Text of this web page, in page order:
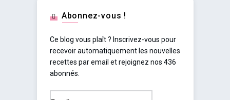
Abonnez-vous !
Ce blog vous plaît ? Inscrivez-vous pour
recevoir automatiquement les nouvelles
recettes par email et rejoignez nos 436
abonnés.